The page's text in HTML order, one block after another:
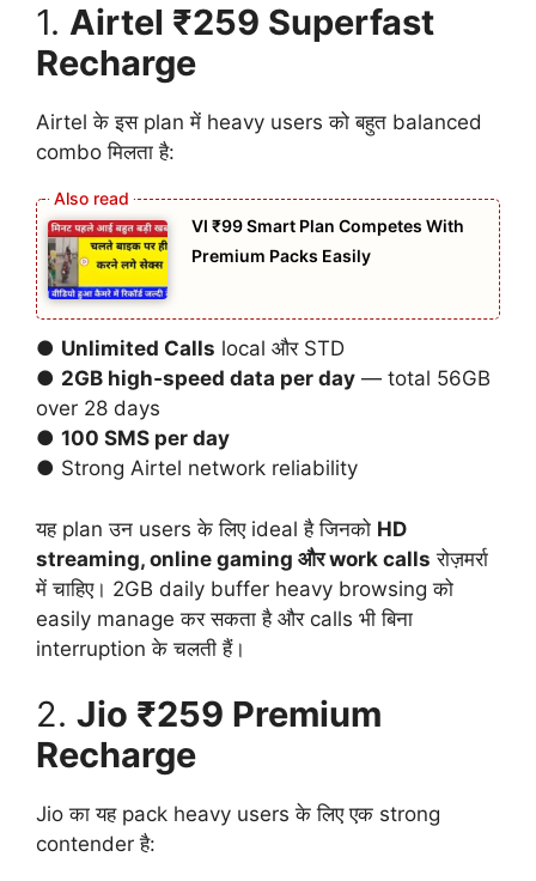
1. Airtel ₹259 Superfast
Recharge
Airtel के इस plan में heavy users को बहुत balanced
combo मिलता है:
VI ₹99 Smart Plan Competes With
Premium Packs Easily
● Unlimited Calls local और STD
● 2GB high‑speed data per day — total 56GB
over 28 days
● 100 SMS per day
● Strong Airtel network reliability
यह plan उन users के लिए ideal है जिनको HD
streaming, online gaming और work calls रोज़मर्रा
में चाहिए। 2GB daily buffer heavy browsing को
easily manage कर सकता है और calls भी बिना
interruption के चलती हैं।
2. Jio ₹259 Premium
Recharge
Jio का यह pack heavy users के लिए एक strong
contender है: